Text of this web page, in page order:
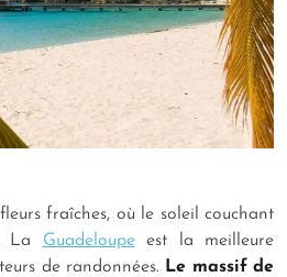
fraîches, où le soleil couchant
La Guadeloupeest la meilleure
de randonnées. Le massif de